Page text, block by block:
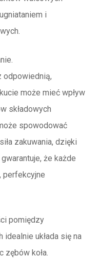
i
odpowiednią,
może mieć wpływ
składowych
spowodować
zakuwania, dzięki
że każde
perfekcyjne
pomiędzy
idealnie układa się na
zębów koła.